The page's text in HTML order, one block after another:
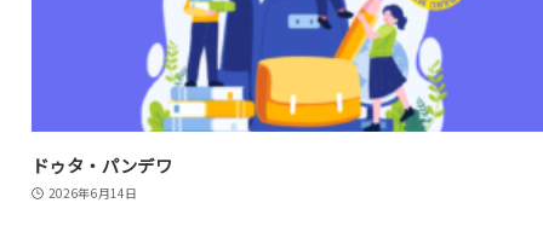
ドゥタ・パンデワ
2026年6月14日